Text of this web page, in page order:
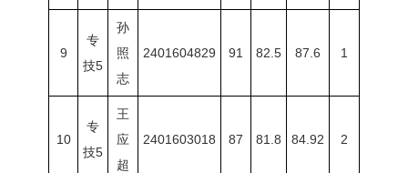
9
专
技5
孙
照
志
2401604829 91 82.5 87.6 1
10
专
技5
王
应
超
2401603018 87 81.8 84.92 2